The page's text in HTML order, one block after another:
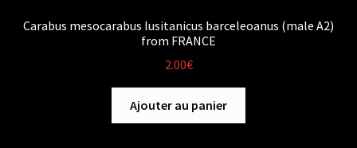
Carabus mesocarabus lusitanicus barceleoanus (male A2)
from FRANCE
2.00€
Ajouter au panier